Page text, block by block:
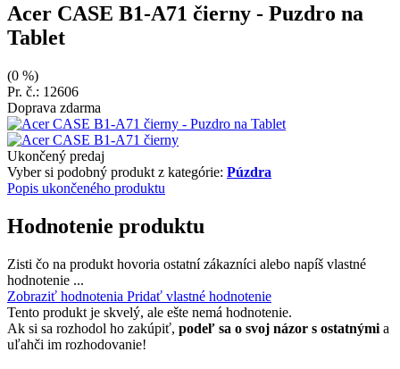
Acer CASE B1-A71 čierny - Puzdro na
Tablet
(0 %)
Pr. č.: 12606
Doprava zdarma
Ukončený predaj
Vyber si podobný produkt z kategórie: Púzdra
Popis ukončeného produktu
Hodnotenie produktu
Zisti čo na produkt hovoria ostatní zákazníci alebo napíš vlastné
hodnotenie ...
Zobraziť hodnotenia Pridať vlastné hodnotenie
Tento produkt je skvelý, ale ešte nemá hodnotenie.
Ak si sa rozhodol ho zakúpiť, podeľ sa o svoj názor s ostatnými a
uľahči im rozhodovanie!